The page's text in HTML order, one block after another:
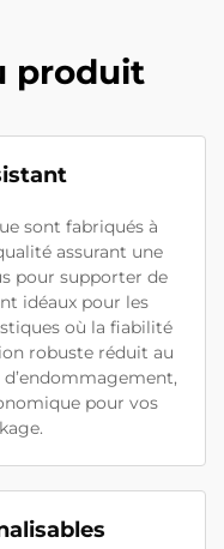
produit
sont fabriqués à
assurant une
pour supporter de
idéaux pour les
où la fiabilité
robuste réduit au
pour vos